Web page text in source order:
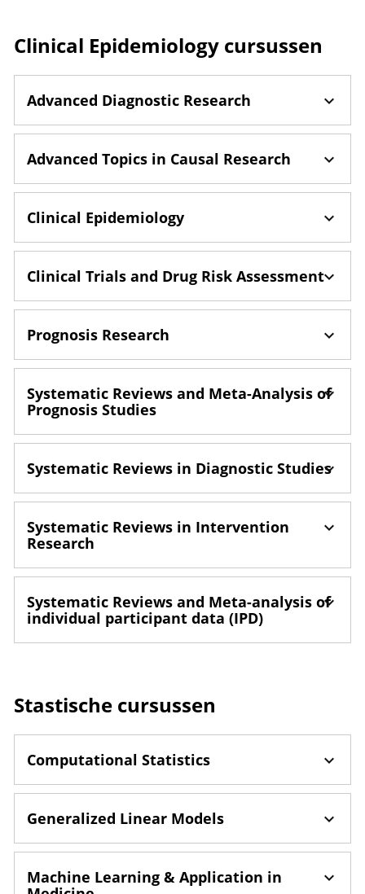
Clinical Epidemiology cursussen
Advanced Diagnostic Research
Advanced Topics in Causal Research
Clinical Epidemiology
Clinical Trials and Drug Risk Assessment
Prognosis Research
Systematic Reviews and Meta-Analysis of
Prognosis Studies
Systematic Reviews in Diagnostic Studies
Systematic Reviews in Intervention
Research
Systematic Reviews and Meta-analysis of
individual participant data (IPD)
Stastische cursussen
Computational Statistics
Generalized Linear Models
Machine Learning & Application in